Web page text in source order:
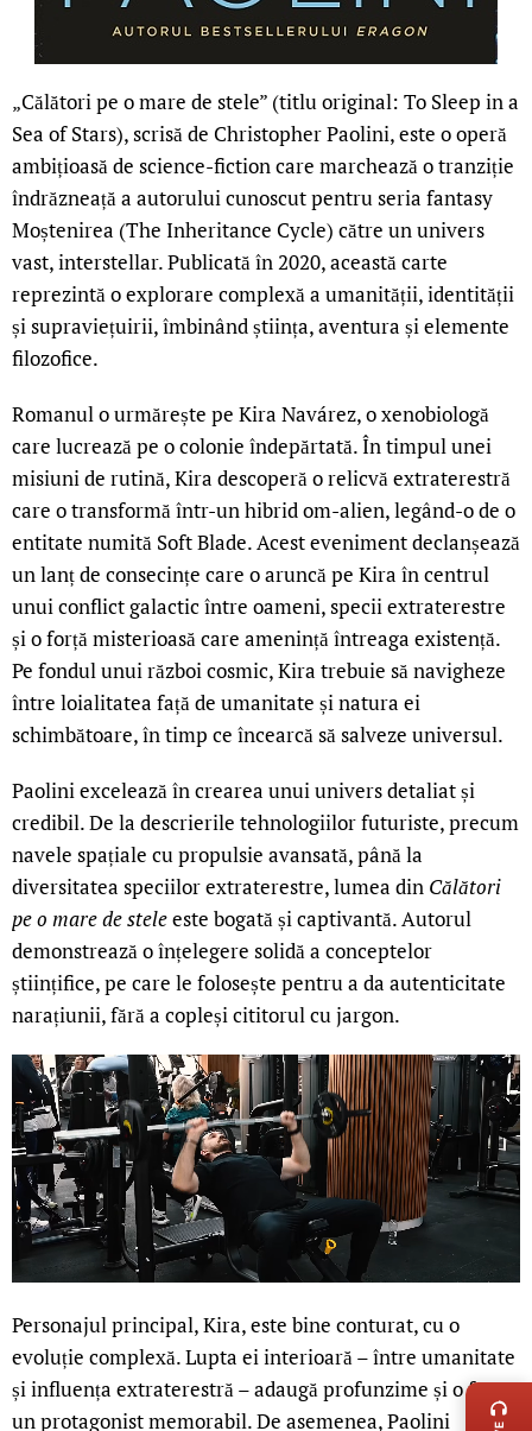
„Călători pe o mare de stele” (titlu original: To Sleep in a
Sea of Stars), scrisă de Christopher Paolini, este o operă
ambițioasă de science-fiction care marchează o tranziție
îndrăzneață a autorului cunoscut pentru seria fantasy
Moștenirea (The Inheritance Cycle) către un univers
vast, interstellar. Publicată în 2020, această carte
reprezintă o explorare complexă a umanității, identității
și supraviețuirii, îmbinând știința, aventura și elemente
filozofice.
Romanul o urmărește pe Kira Navárez, o xenobiologă
care lucrează pe o colonie îndepărtată. În timpul unei
misiuni de rutină, Kira descoperă o relicvă extraterestră
care o transformă într-un hibrid om-alien, legând-o de o
entitate numită Soft Blade. Acest eveniment declanșează
un lanț de consecințe care o aruncă pe Kira în centrul
unui conflict galactic între oameni, specii extraterestre
și o forță misterioasă care amenință întreaga existență.
Pe fondul unui război cosmic, Kira trebuie să navigheze
între loialitatea față de umanitate și natura ei
schimbătoare, în timp ce încearcă să salveze universul.
Paolini excelează în crearea unui univers detaliat și
credibil. De la descrierile tehnologiilor futuriste, precum
navele spațiale cu propulsie avansată, până la
diversitatea speciilor extraterestre, lumea din Călători
pe o mare de steleeste bogată și captivantă. Autorul
demonstrează o înțelegere solidă a conceptelor
științifice, pe care le folosește pentru a da autenticitate
narațiunii, fără a copleși cititorul cu jargon.
Personajul principal, Kira, este bine conturat, cu o
evoluție complexă. Lupta ei interioară – între umanitate
și influența extraterestră – adaugă profunzime și o face
un protagonist memorabil. De asemenea, Paolini
LIVE